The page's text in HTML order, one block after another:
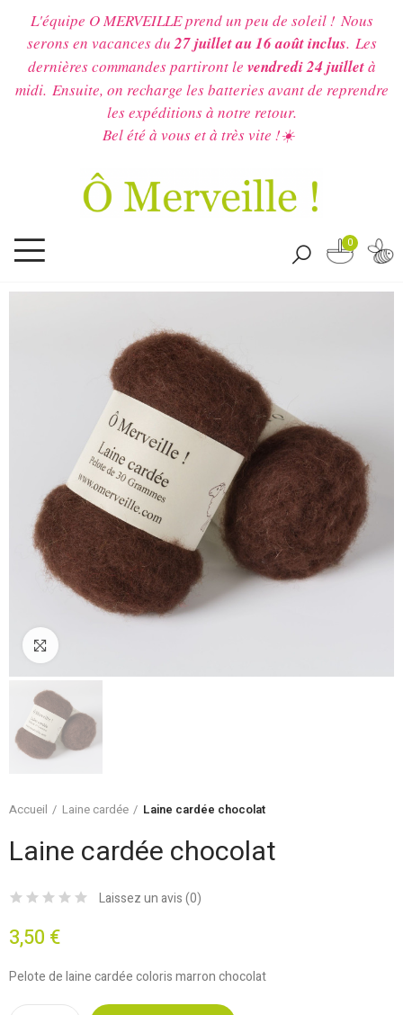
L'équipe O MERVEILLE prend un peu de soleil ! Nous
serons en vacances du27 juillet au 16 août inclus. Les
dernières commandes partiront le vendredi 24 juilletà
midi. Ensuite, on recharge les batteries avant de reprendre
les expéditions à notre retour.
Bel été à vous et à très vite !☀️
0
Accueil Laine cardée Laine cardée chocolat
Laine cardée chocolat
Laissez un avis (0)
3,50 €
Pelote de laine cardée coloris marron chocolat